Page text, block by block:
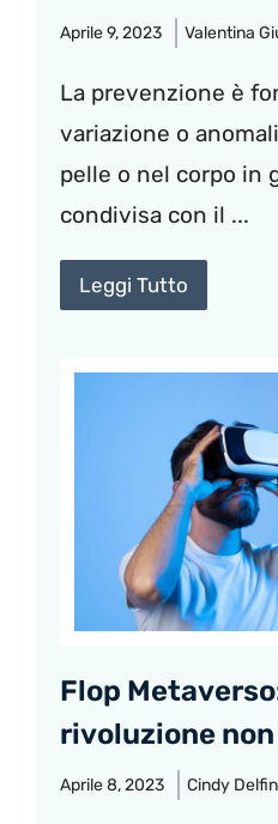
Aprile 9, 2023 Valentina
La prevenzione è
variazione o
pelle o nel corpo in
condivisa con il ...
Leggi Tutto
Flop
rivoluzione
Aprile 8, 2023 Cindy